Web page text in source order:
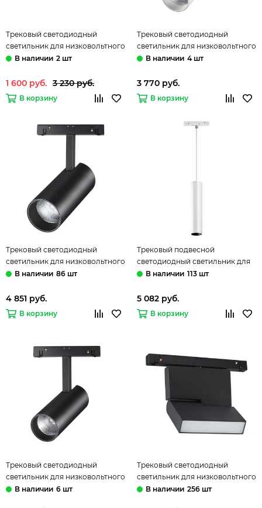
Трековый светодиодный
светильник для низковольтного
шинопровода 358415 белый
2 шт
1 600 руб. 3 230 руб.
В корзину
Трековый светодиодный
светильник для низковольтного
шинопровода 358421 белый
4 шт
3 770 руб.
В корзину
Трековый светодиодный
светильник для низковольтного
шинопровода 358424 черный
86 шт
4 851 руб.
В корзину
Трековый подвесной
светодиодный светильник для
низковольтного шинопровода
113 шт
5 082 руб.
В корзину
Трековый светодиодный
светильник для низковольтного
шинопровода 358422 черный
6 шт
Трековый светодиодный
светильник для низковольтного
шинопровода 358465 черный
256 шт